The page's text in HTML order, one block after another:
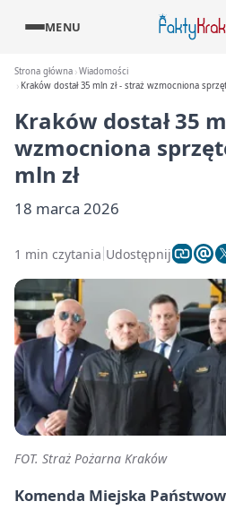
MENU
Strona główna Wiadomości
Kraków dostał 35 mln zł - straż wzmocniona
Kraków dostał 35
wzmocniona
mln zł
18 marca 2026
1 min czytania Udostępnij
FOT. Straż Pożarna Kraków
Komenda Miejska